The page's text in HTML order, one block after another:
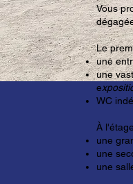
Vous
Le
une
une
e
WC
À
une
une
une